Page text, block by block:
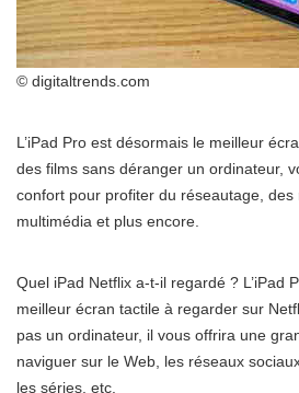
© digitaltrends.com
L’iPad Pro est désormais le meilleur
des films sans déranger un ordinateur,
confort pour profiter du réseautage, des
multimédia et plus encore.
Quel iPad Netflix a-t-il regardé ? L’iPad
meilleur écran tactile à regarder sur
pas un ordinateur, il vous offrira une
naviguer sur le Web, les réseaux
les séries, etc.